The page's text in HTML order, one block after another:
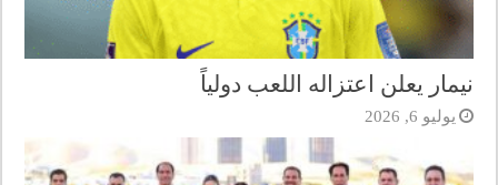
نيمار يعلن اعتزاله اللعب دولياً
يوليو 6, 2026